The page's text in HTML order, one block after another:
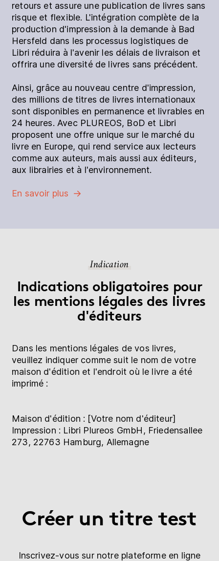
retours et assure une publication de livres sans
risque et flexible. L'intégration complète de la
production d'impression à la demande à Bad
Hersfeld dans les processus logistiques de
Libri réduira à l'avenir les délais de livraison et
offrira une diversité de livres sans précédent.
Ainsi, grâce au nouveau centre d'impression,
des millions de titres de livres internationaux
sont disponibles en permanence et livrables en
24 heures. Avec PLUREOS, BoD et Libri
proposent une offre unique sur le marché du
livre en Europe, qui rend service aux lecteurs
comme aux auteurs, mais aussi aux éditeurs,
aux librairies et à l'environnement.
En savoir plus
Indication
Indications obligatoires pour
les mentions légales des livres
d'éditeurs
Dans les mentions légales de vos livres,
veuillez indiquer comme suit le nom de votre
maison d'édition et l'endroit où le livre a été
imprimé :
Maison d'édition : [Votre nom d'éditeur]
Impression : Libri Plureos GmbH, Friedensallee
273, 22763 Hamburg, Allemagne
Créer un titre test
Inscrivez-vous sur notre plateforme en ligne